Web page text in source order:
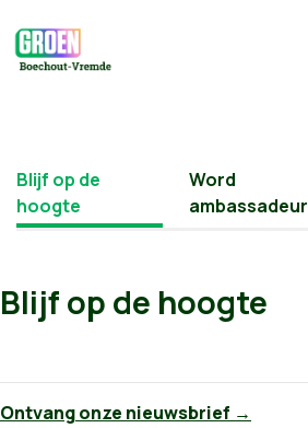
Blijf op de
hoogte
Word
ambassadeur
Blijf op de hoogte
Ontvang onze nieuwsbrief →